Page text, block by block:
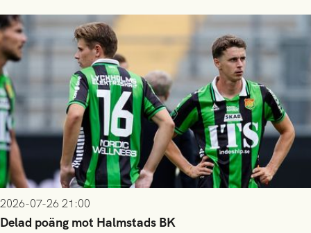
2026-07-26 21:00
Delad poäng mot Halmstads BK